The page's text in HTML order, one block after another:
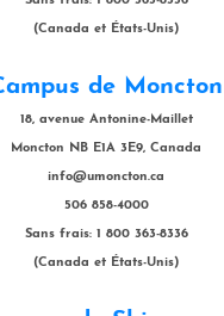
(Canada et États-Unis)
de Moncton
18, avenue Antonine-Maillet
Moncton NB E1A 3E9, Canada
info@umoncton.ca
506 858-4000
Sans frais: 1 800 363-8336
(Canada et États-Unis)